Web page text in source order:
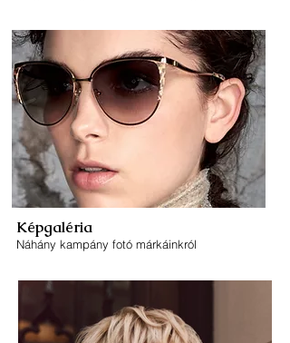
Képgaléria
Náhány kampány fotó márkáinkról